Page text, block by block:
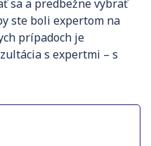
sa a predbežne vybrať
ste boli expertom na
prípadoch je
s expertmi – s